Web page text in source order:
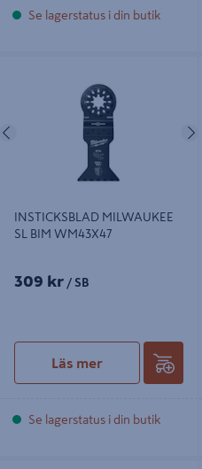
Se lagerstatus i din butik
Föregående
INSTICKSBLAD MILWAUKEE
SL BIM WM43X47
309 kr / SB
Läs mer
Se lagerstatus i din butik